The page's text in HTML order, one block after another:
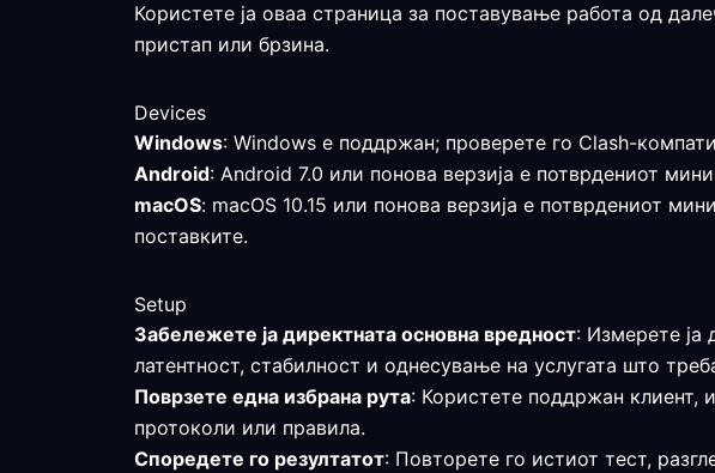
Користете ја оваа страница за поставување работа од
пристап или брзина.
Devices
Windows: Windows е поддржан; проверете го Clash-
Android: Android 7.0 или понова верзија е потврдениот
macOS: macOS 10.15 или понова верзија е потврдениот
поставките.
Setup
Забележете ја директната основна вредност: Измерете ја
латентност, стабилност и однесување на услугата што
Поврзете една избрана рута: Користете поддржан клиент,
протоколи или правила.
Споредете го резултатот: Повторете го истиот тест,